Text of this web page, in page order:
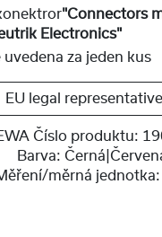
"Connectors
Electronics"
uvedena za jeden kus
EU legal representative
Číslo produktu:
Barva:
měrná jednotka: